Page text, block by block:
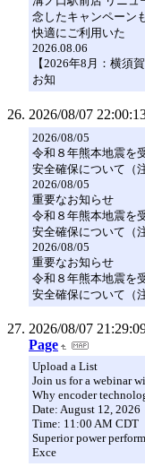
念したキャンペーン
快適にご利用いた
2026.08.06
【2026年8月：横須
お知
2026/08/07
2026/08/05
令和８年熊本地震を
安全確保について（
2026/08/05
重要なお知らせ
令和８年熊本地震を
安全確保について（
2026/08/05
重要なお知らせ
令和８年熊本地震を
安全確保について（
2026/08/07
Page
Upload a List
Join us for a webinar
Why encoder
Date: August 12, 2026
Time: 11:00 AM CDT
Superior power
Exce